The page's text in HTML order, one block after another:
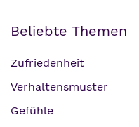
Beliebte Themen
Zufriedenheit
Verhaltensmuster
Gefühle